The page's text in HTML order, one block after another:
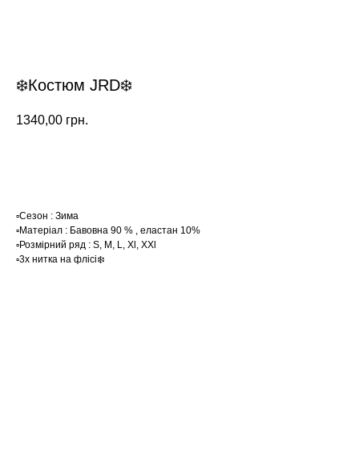
❄️Костюм JRD❄️
1340,00 грн.
▫️Сезон : Зима
▫️Матеріал : Бавовна 90 % , еластан 10%
▫️Розмірний ряд : S, M, L, Xl, XХl
▫️3х нитка на флісі❄️